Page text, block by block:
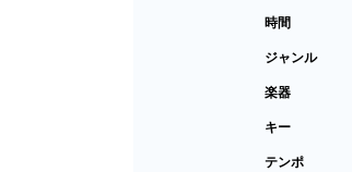
時間
ジャンル
楽器
キー
テンポ